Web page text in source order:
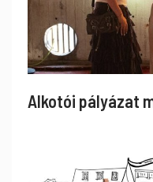
Alkotói pályázat